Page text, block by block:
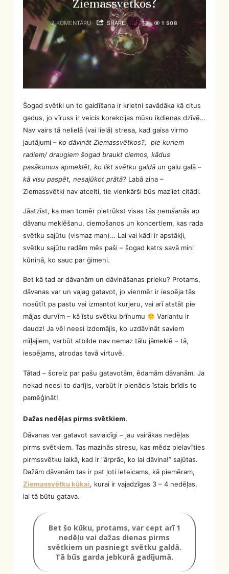
Ziemassvētkos?
2 KOMENTĀRU SHARE 13 1 508
Šogad svētki un to gaidīšana ir krietni savādāka kā citus
gadus, jo vīruss ir veicis korekcijas mūsu ikdienas dzīvē…
Nav vairs tā nelielā (vai lielā) stresa, kad gaisa virmo
jautājumi – ko dāvināt Ziemassvētkos?, pie kuriem
radiem/ draugiem šogad braukt ciemos, kādus
pasākumus apmeklēt, ko likt svētku galdā un galu galā–
kā visu paspēt, nesajūkot prātā? Labā ziņa –
Ziemassvētki nav atcelti, tie vienkārši būs mazliet citādi.
Jāatzīst, ka man tomēr pietrūkst visas tāsņemšanās ap
dāvanu meklēšanu, ciemošanos un koncertiem, kas rada
svētku sajūtu (vismaz man)… Lai vai kādi ir apstākļi,
svētku sajūtu radām mēs paši – šogad katrs savā mini
kūniņā, ko sauc par ģimeni.
Bet kā tad ar dāvanām un dāvināšanas prieku? Protams,
dāvanas var un vajag gatavot, jo vienmēr ir iespēja tās
nosūtīt pa pastu vai izmantot kurjeru, vai arī atstāt pie
mājas durvīm – kā īstu svētku brīnumu
Variantu ir
daudz! Ja vēl neesi izdomājis, ko uzdāvināt saviem
mīļajiem, varbūt atbilde nav nemaz tālu jāmeklē – tā,
iespējams, atrodas tavā virtuvē.
Tātad – šoreiz par pašu gatavotām, ēdamām dāvanām. Ja
nekad neesi to darījis, varbūt ir pienācis īstais brīdis to
pamēģināt!
Dažas nedēļas pirms svētkiem.
Dāvanas var gatavot savlaicīgi – jau vairākas nedēļas
pirms svētkiem. Tas mazinās stresu, kas mēdz pielavīties
pirmssvētku laikā, kad ir “ārprāc, ko lai dāvina!” sajūtas.
Dažām dāvanām tas ir pat ļoti ieteicams, kā piemēram,
Ziemassvētku kūkai, kurai ir vajadzīgas 3 – 4 nedēļas,
lai tā būtu gatava.
Bet šo kūku, protams, var cept arī 1
nedēļu vai dažas dienas pirms
svētkiem un pasniegt svētku galdā.
Tā būs garda jebkurā gadījumā.